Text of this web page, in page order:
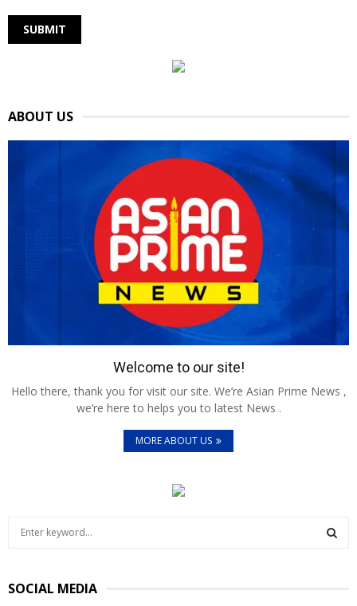
ABOUT US
Welcome to our site!
Hello there, thank you for visit our site. We’re Asian Prime News ,
we’re here to helps you to latest News .
MORE ABOUT US
c
SOCIAL MEDIA